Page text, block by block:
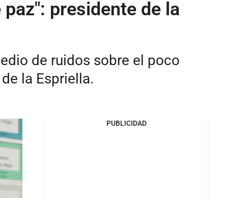
presidente de la
de ruidos sobre el poco
la Espriella.
PUBLICIDAD